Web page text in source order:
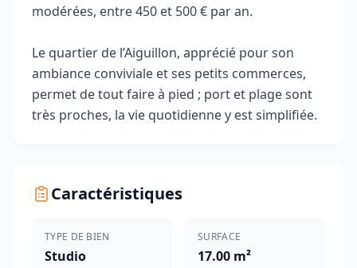
modérées, entre 450 et 500 € par an.
Le quartier de l’Aiguillon, apprécié pour son
ambiance conviviale et ses petits commerces,
permet de tout faire à pied ; port et plage sont
très proches, la vie quotidienne y est simplifiée.
Caractéristiques
TYPE DE BIEN
Studio
SURFACE
17.00 m²